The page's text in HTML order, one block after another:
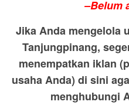
–Belum
Jika Anda mengelola
Tanjungpinang,
menempatkan iklan
usaha Anda) di sini
menghubungi